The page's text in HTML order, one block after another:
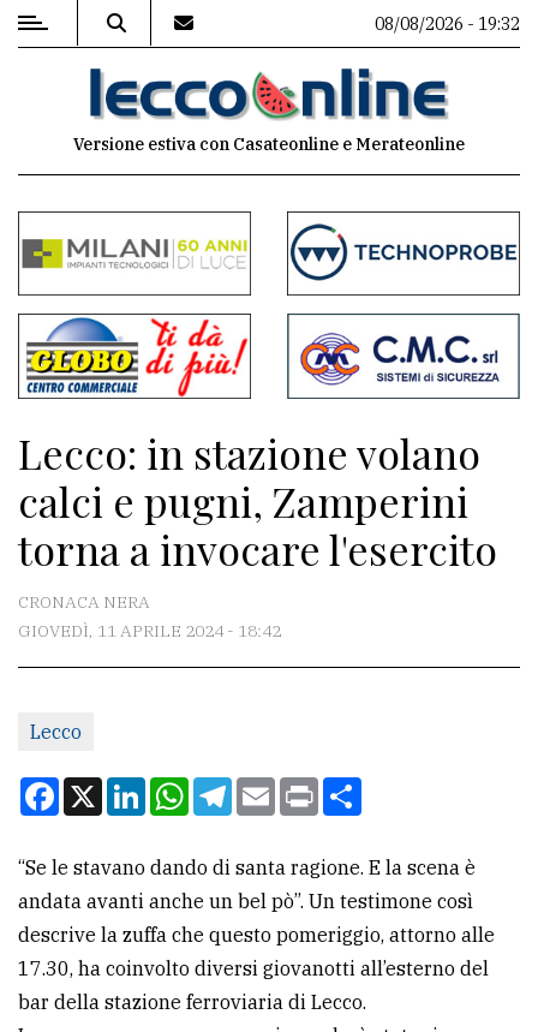
MENU
commenti
Contenuti
del
sito
Meteo
CONTATTI
La
redazione
Per
tua
CERCA
Cerca
per
comune
08/08/2026 - 19:32
Versione estiva con Casateonline e Merateonline
Lecco: in stazione volano
calci e pugni, Zamperini
torna a invocare l'esercito
CRONACA NERA
GIOVEDÌ, 11 APRILE 2024 - 18:42
Lecco
Facebook
X LinkedInWhatsApp
Telegram
EmailPrint
“Se le stavano dando di santa ragione. E la scena è
andata avanti anche un bel pò”. Un testimone così
descrive la zuffa che questo pomeriggio, attorno alle
17.30, ha coinvolto diversi giovanotti all’esterno del
bar della stazione ferroviaria di Lecco.